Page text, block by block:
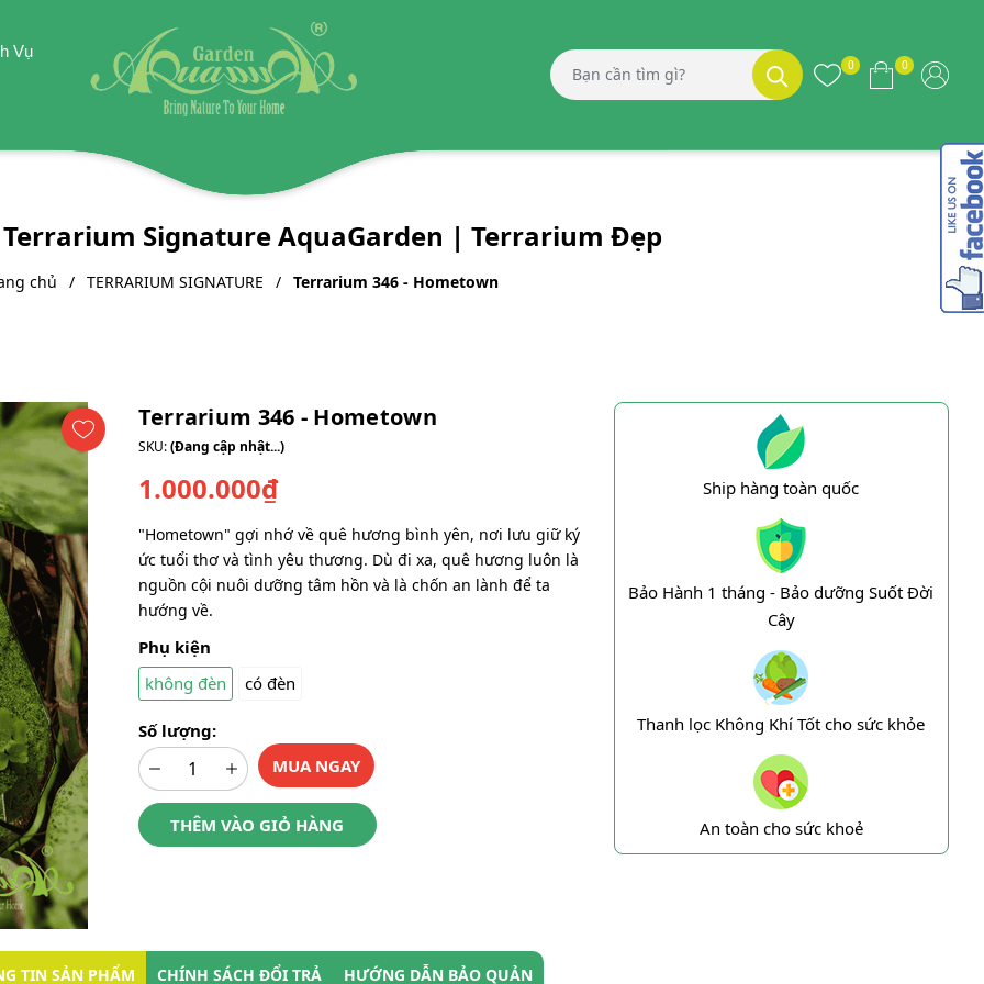
Vụ
0 0
Signature AquaGarden | Terrarium Đẹp
chủ TERRARIUM SIGNATURE Terrarium 346 - Hometown
Terrarium 346 - Hometown
SKU:(Đang cập nhật...)
1.000.000₫
"Hometown" gợi nhớ về quê hương bình yên, nơi lưu giữ ký
ức tuổi thơ và tình yêu thương. Dù đi xa, quê hương luôn là
nguồn cội nuôi dưỡng tâm hồn và là chốn an lành để ta
hướng về.
Phụ kiện
không đèn
có đèn
Số lượng:
MUA NGAY
THÊM VÀO GIỎ HÀNG
Ship hàng toàn quốc
Bảo Hành 1 tháng - Bảo dưỡng Suốt Đời
Cây
Thanh lọc Không Khí Tốt cho sức khỏe
An toàn cho sức khoẻ
TIN SẢN PHẨM CHÍNH SÁCH ĐỔI TRẢ HƯỚNG DẪN BẢO QUẢN